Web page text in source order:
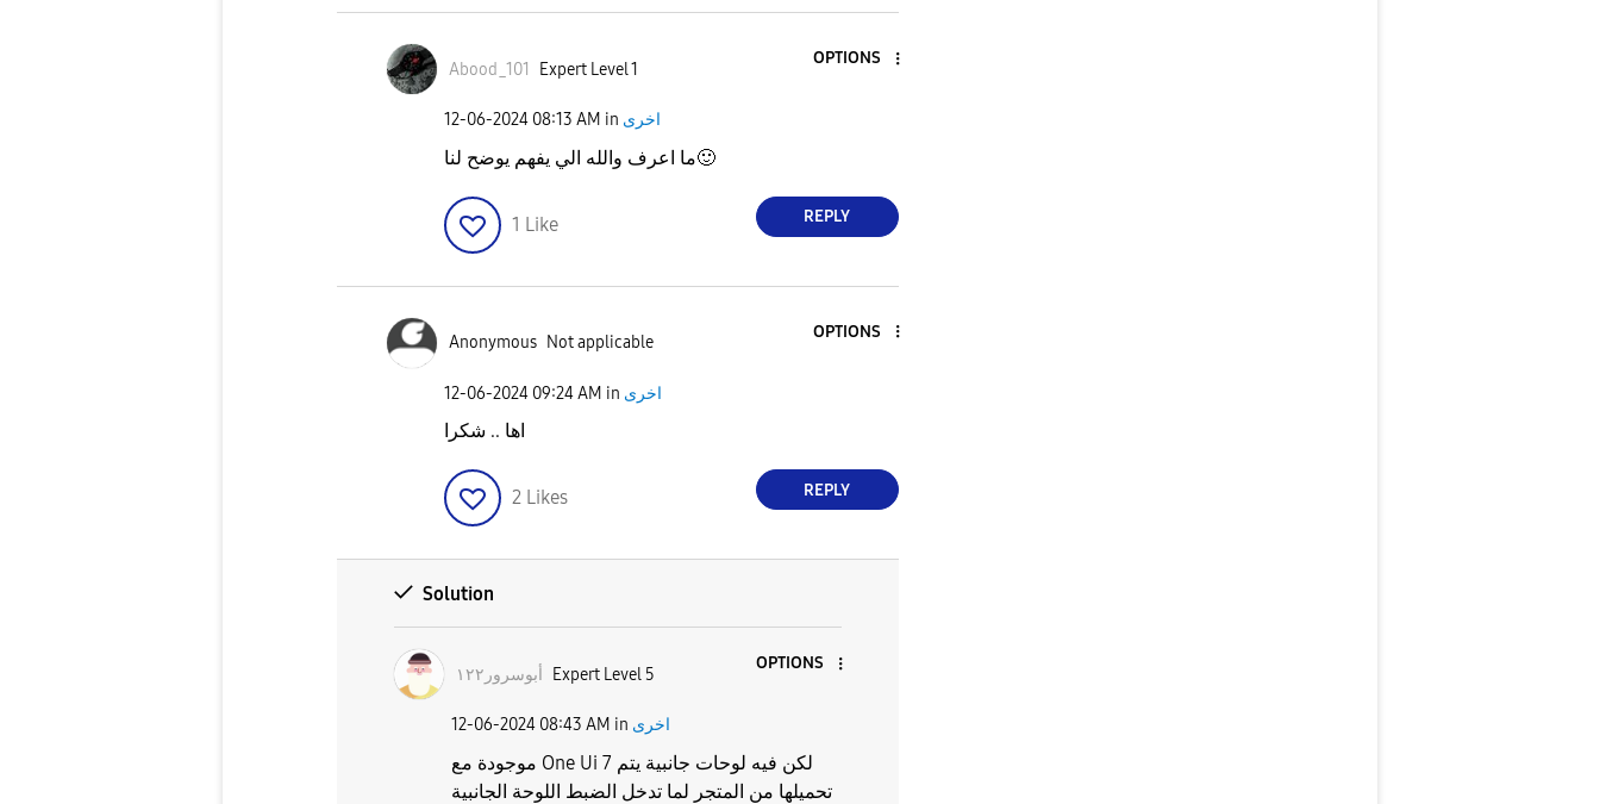
Abood_101 Expert Level 1
OPTIONS
‎12-06-2024 08:13 AM in اخرى
ما اعرف والله الي يفهم يوضح لنا🙂
1 Like REPLY
Anonymous Not applicable
OPTIONS
‎12-06-2024 09:24 AM in اخرى
اها .. شكرا
2 Likes REPLY
Solution
أبوسرور١٢٢ Expert Level 5
OPTIONS
‎12-06-2024 08:43 AM in اخرى
موجودة مع One Ui 7 لكن فيه لوحات جانبية يتم
تحميلها من المتجر لما تدخل الضبط اللوحة الجانبية